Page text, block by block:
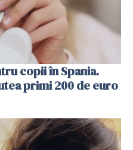
copii în Spania.
primi 200 de euro